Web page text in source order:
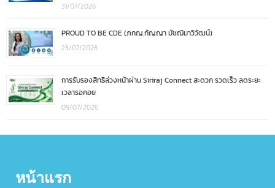
31/07/2026
PROUD TO BE CDE (ภกญ.กัญญา มัชฌิมาวิวัฒน์)
23/07/2026
การรับรองสิทธิล่วงหน้าผ่าน Siriraj Connect สะดวก รวดเร็ว ลดระยะ
เวลารอคอย
09/07/2026
หน้าแรก